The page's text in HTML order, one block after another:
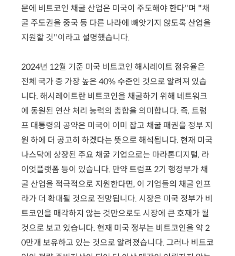
문에 비트코인 채굴 산업은 미국이 주도해야 한다"며 "채
굴 주도권을 중국 등 다른 나라에 빼앗기지 않도록 산업을
지원할 것"이라고 설명했습니다.
2024년 12월 기준 미국 비트코인 해시레이트 점유율은
전체 국가 중 가장 높은 40% 수준인 것으로 알려져 있습
니다. 해시레이트란 비트코인을 채굴하기 위해 네트워크
에 동원된 연산 처리 능력의 총합을 의미합니다. 즉, 트럼
프 대통령의 공약은 미국이 이미 잡고 채굴 패권을 정부 지
원 하에 더 공고히 하겠다는 뜻으로 해석됩니다. 현재 미국
나스닥에 상장된 주요 채굴 기업으로는 마라톤디지털, 라
이엇플랫폼 등이 있습니다. 만약 트럼프 2기 행정부가 채
굴 산업을 적극적으로 지원한다면, 이 기업들의 채굴 인프
라가 더 확대될 것으로 전망됩니다. 시장은 미국 정부가 비
트코인을 매각하지 않는 것만으로도 시장에 큰 호재가 될
것으로 보고 있습니다. 현재 미국 정부는 비트코인을 약 2
0만개 보유하고 있는 것으로 알려졌습니다. 그러나 비트코